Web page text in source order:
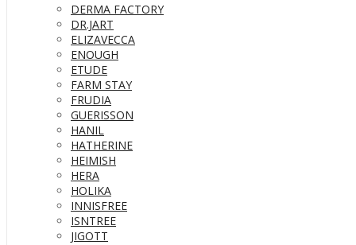
DERMA FACTORY
DR.JART
ELIZAVECCA
ENOUGH
ETUDE
FARM STAY
FRUDIA
GUERISSON
HANIL
HATHERINE
HEIMISH
HERA
HOLIKA
INNISFREE
ISNTREE
JIGOTT